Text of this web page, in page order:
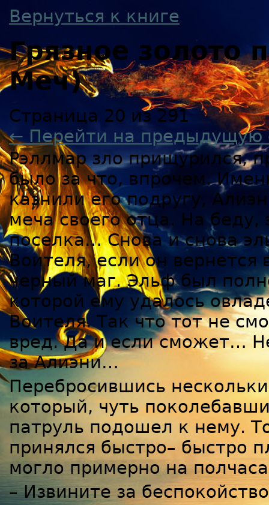
Вернуться к книге
Грязное
Меч)
Страница 20 из 291
← Перейти на предыдущую
Рэллмар зло прищурился,
было за что, впрочем.
казнили его подругу,
меча своего отца. На беду,
поселка… Снова и снова
Воителя, если он
черный маг. Эльф был
которой ему удалось
Воителя. Так что тот не
вред. Да и если сможет…
за Алиэни…
Перебросившись
который, чуть
патруль подошел к нему.
принялся быстро– быстро
могло примерно на
– Извините за